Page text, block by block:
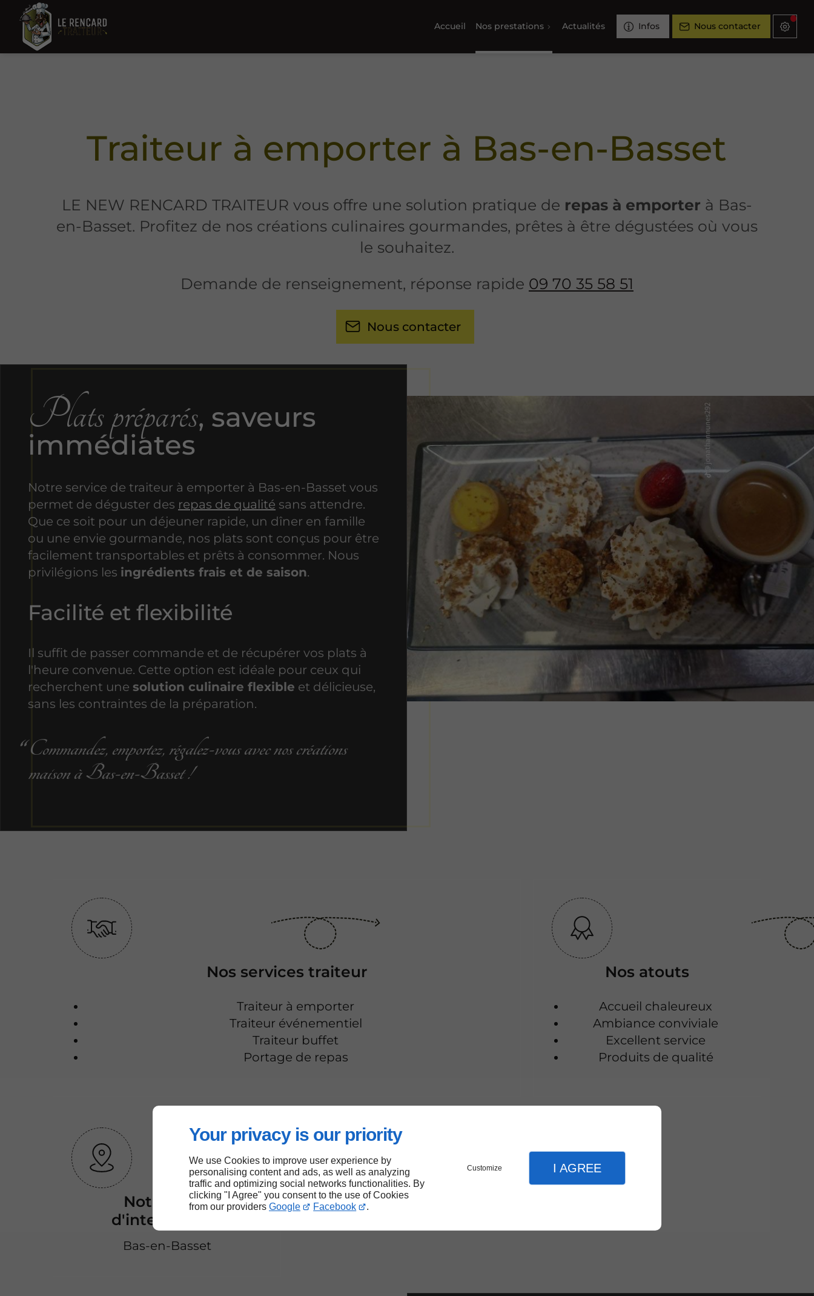
Your privacy is our priority
We use Cookies to improve user experience by
personalising content and ads, as well as analyzing
traffic and optimizing social networks functionalities. By
clicking "I Agree" you consent to the use of Cookies
from our providers Google Facebook .
Customize I AGREE
Accueil Nos prestations Actualités Infos Nous contacter
Traiteur à emporter à Bas-en-Basset
LE NEW RENCARD TRAITEUR vous offre une solution pratique de repas à emporter à Bas-
en-Basset. Profitez de nos créations culinaires gourmandes, prêtes à être dégustées où vous
le souhaitez.
Demande de renseignement, réponse rapide 09 70 35 58 51
Nous contacter
Plats préparés, saveurs
immédiates
Notre service de traiteur à emporter à Bas-en-Basset vous
permet de déguster des repas de qualité sans attendre.
Que ce soit pour un déjeuner rapide, un dîner en famille
ou une envie gourmande, nos plats sont conçus pour être
facilement transportables et prêts à consommer. Nous
privilégions les ingrédients frais et de saison.
Facilité et flexibilité
Il suffit de passer commande et de récupérer vos plats à
l'heure convenue. Cette option est idéale pour ceux qui
recherchent une solution culinaire flexible et délicieuse,
sans les contraintes de la préparation.
Commandez, emportez, régalez-vous avec nos créations
maison à Bas-en-Basset !
Nos services traiteur
Traiteur à emporter
Traiteur événementiel
Traiteur buffet
Portage de repas
Nos atouts
Accueil chaleureux
Ambiance conviviale
Excellent service
Produits de qualité
Notre zone
d'intervention
Bas-en-Basset